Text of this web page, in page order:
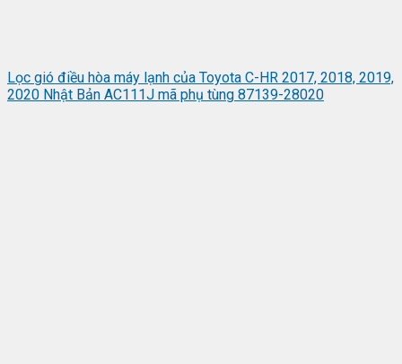
Lọc gió điều hòa máy lạnh của Toyota C-HR 2017, 2018, 2019,
2020 Nhật Bản AC111J mã phụ tùng 87139-28020